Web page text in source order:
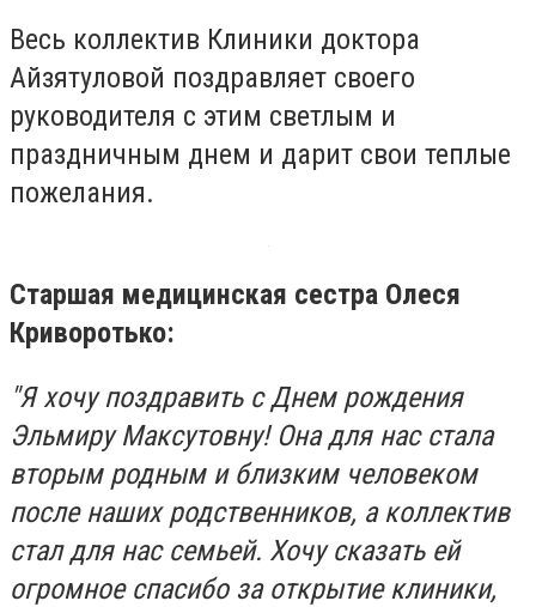
Весь коллектив Клиники доктора
Айзятуловой поздравляет своего
руководителя с этим светлым и
праздничным днем и дарит свои теплые
пожелания.
Старшая медицинская сестра Олеся
Криворотько:
"Я хочу поздравить с Днем рождения
Эльмиру Максутовну! Она для нас стала
вторым родным и близким человеком
после наших родственников, а коллектив
стал для нас семьей. Хочу сказать ей
огромное спасибо за открытие клиники,